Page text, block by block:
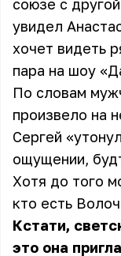
союзе с
увидел
хочет видеть
пара на шоу
По словам
произвело на
Сергей
ощущении,
Хотя до того
кто есть
Кстати,
это она